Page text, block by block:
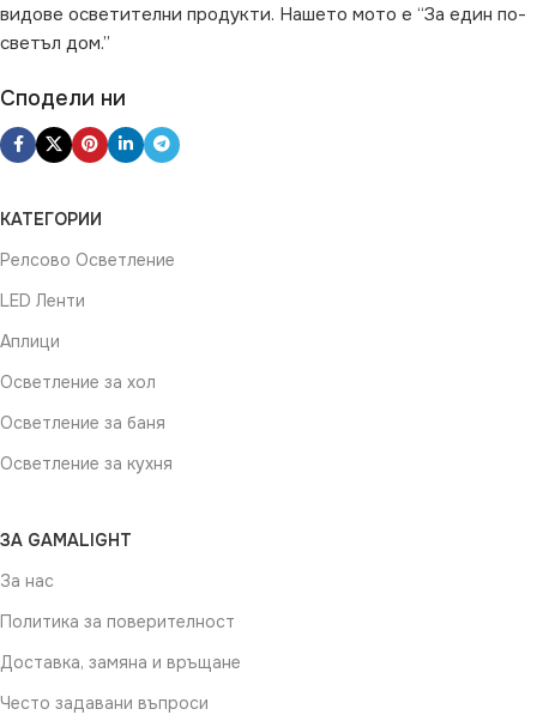
видове осветителни продукти. Нашето мото е “За един по-
светъл дом.”
Сподели ни
КАТЕГОРИИ
Релсово Осветление
LED Ленти
Аплици
Осветление за хол
Осветление за баня
Осветление за кухня
ЗА GAMALIGHT
За нас
Политика за поверителност
Доставка, замяна и връщане
Често задавани въпроси